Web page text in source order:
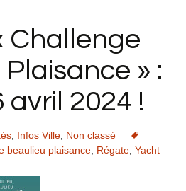
Challenge
» :
avril 2024 !
Infos Ville Non classé
beaulieu plaisance Régate Yacht